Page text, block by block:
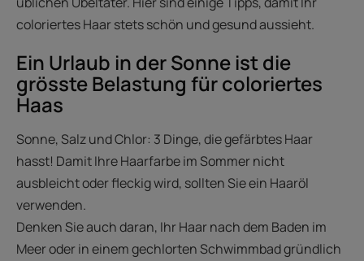
coloriertes Haar stets schön und gesund aussieht.
Ein Urlaub in der Sonne ist die
grösste Belastung für coloriertes
Haas
Sonne, Salz und Chlor: 3 Dinge, die gefärbtes Haar
hasst! Damit Ihre Haarfarbe im Sommer nicht
ausbleicht oder fleckig wird, sollten Sie ein Haaröl
verwenden.
Denken Sie auch daran, Ihr Haar nach dem Baden im
Meer oder in einem gechlorten Schwimmbad gründlich